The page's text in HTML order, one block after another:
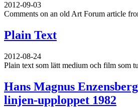
2012-09-03
Comments on an old Art Forum article
Plain Text
2012-08-24
Plain text som lätt medium och film som
Hans Magnus
linjen-upploppet 1982